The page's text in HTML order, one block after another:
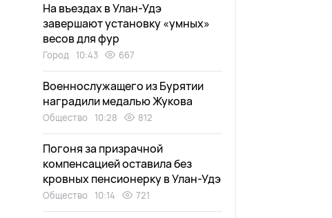
На въездах в Улан-Удэ
завершают установку «умных»
весов для фур
Город 10:43 667
Военнослужащего из Бурятии
наградили медалью Жукова
Общество 10:28 812
Погоня за призрачной
компенсацией оставила без
кровных пенсионерку в Улан-Удэ
Общество 10:14 721